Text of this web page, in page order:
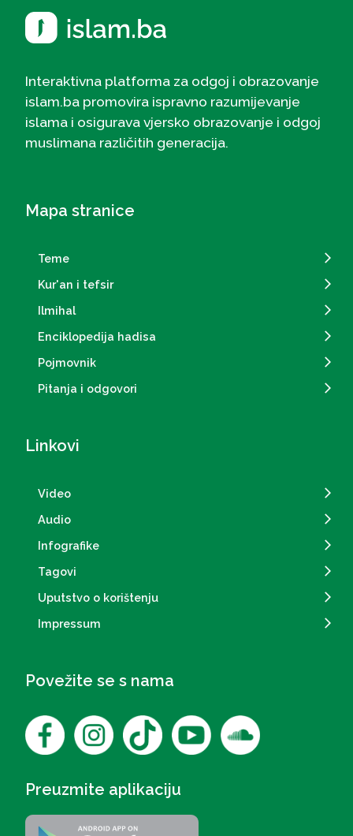
Interaktivna platforma za odgoj i obrazovanje
islam.ba promovira ispravno razumijevanje
islama i osigurava vjersko obrazovanje i odgoj
muslimana različitih generacija.
Mapa stranice
Teme
Kur'an i tefsir
Ilmihal
Enciklopedija hadisa
Pojmovnik
Pitanja i odgovori
Linkovi
Video
Audio
Infografike
Tagovi
Uputstvo o korištenju
Impressum
Povežite se s nama
Preuzmite aplikaciju